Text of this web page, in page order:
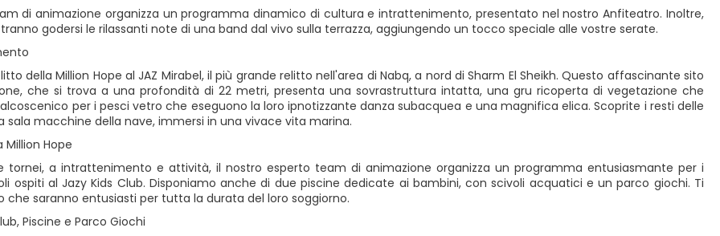
Piscine e Parco Giochi
tornei, a intrattenimento e attività, il nostro esperto team di animazione organizza un programma entusiasmante per i
ospiti al Jazy Kids Club. Disponiamo anche di due piscine dedicate ai bambini, con scivoli acquatici e un parco giochi. Ti
che saranno entusiasti per tutta la durata del loro soggiorno.
Million Hope
della Million Hope al JAZ Mirabel, il più grande relitto nell'area di Nabq, a nord di Sharm El Sheikh. Questo affascinante sito
che si trova a una profondità di 22 metri, presenta una sovrastruttura intatta, una gru ricoperta di vegetazione che
per i pesci vetro che eseguono la loro ipnotizzante danza subacquea e una magnifica elica. Scoprite i resti delle
sala macchine della nave, immersi in una vivace vita marina.
di animazione organizza un programma dinamico di cultura e intrattenimento, presentato nel nostro Anfiteatro. Inoltre,
godersi le rilassanti note di una band dal vivo sulla terrazza, aggiungendo un tocco speciale alle vostre serate.